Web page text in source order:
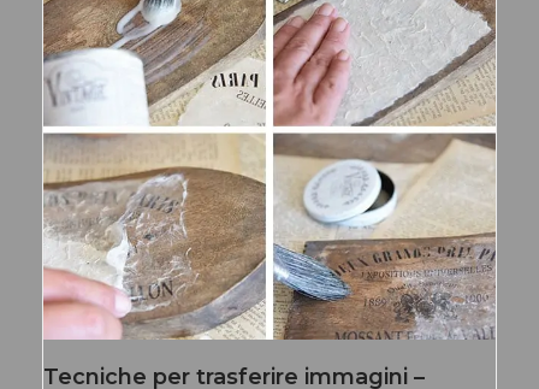
Tecniche per trasferire immagini –